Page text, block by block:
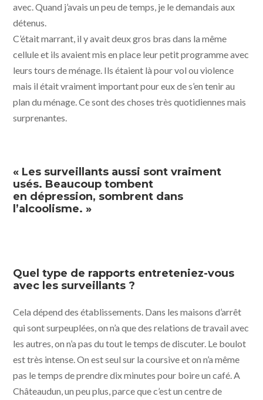
avec. Quand j’avais un peu de temps, je le demandais aux
détenus.
C’était marrant, il y avait deux gros bras dans la même
cellule et ils avaient mis en place leur petit programme avec
leurs tours de ménage. Ils étaient là pour vol ou violence
mais il était vraiment important pour eux de s’en tenir au
plan du ménage. Ce sont des choses très quotidiennes mais
surprenantes.
« Les surveillants aussi sont vraiment
usés. Beaucoup tombent
en dépression, sombrent dans
l’alcoolisme. »
Quel type de rapports entreteniez-vous
avec les surveillants ?
Cela dépend des établissements. Dans les maisons d’arrêt
qui sont surpeuplées, on n’a que des relations de travail avec
les autres, on n’a pas du tout le temps de discuter. Le boulot
est très intense. On est seul sur la coursive et on n’a même
pas le temps de prendre dix minutes pour boire un café. A
Châteaudun, un peu plus, parce que c’est un centre de